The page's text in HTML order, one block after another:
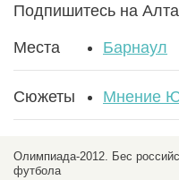
Подпишитесь на
Места Барнаул
Сюжеты Мнение
Олимпиада-2012. Бес
футбола